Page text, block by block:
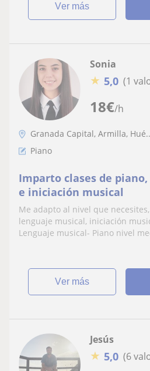
ver más
18€/h
Sonia
★ 5,0 (1
Granada Capital, Armilla,
Piano
Imparto clases de
e iniciación musical
Me adapto al nivel que
lenguaje musical, iniciación
Lenguaje musical- Piano nivel
ver más
Jesús
★ 5,0 (6